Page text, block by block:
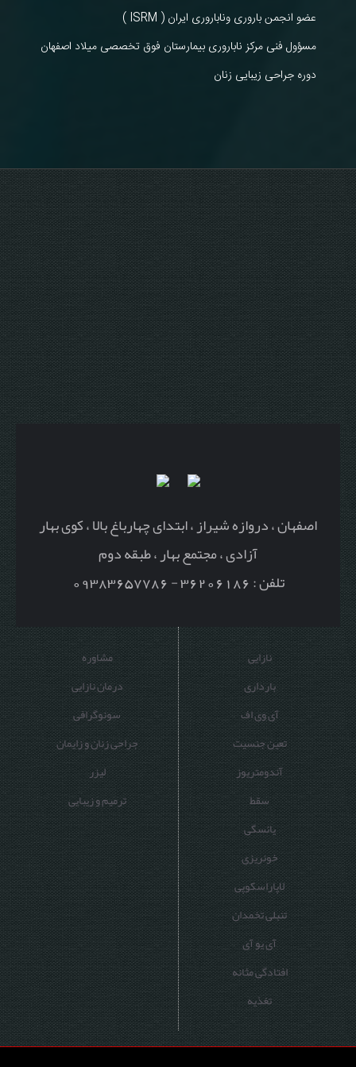
عضو انجمن باروری وناباروری ایران ( ISRM )
مسؤول فنی مرکز ناباروری بیمارستان فوق تخصصی میلاد اصفهان
دوره جراحی زیبایی زنان
اصفهان ، دروازه شیراز ، ابتدای چهارباغ بالا ، کوی بهار
آزادی ، مجتمع بهار ، طبقه دوم
تلفن : 36206186 - 09383657786
نازایی
بارداری
آی وی اف
تعین جنسیت
آندومتریوز
سقط
یائسگی
خونریزی
لاپاراسکوپی
تنبلی تخمدان
آی یو آی
افتادگی مثانه
تغذیه
مشاوره
درمان نازایی
سونوگرافی
جراحی زنان و زایمان
لیزر
ترمیم و زیبایی